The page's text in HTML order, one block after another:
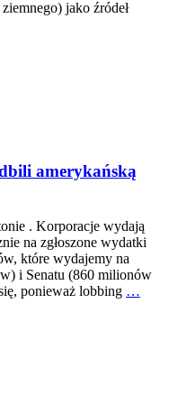
jako źródeł
amerykańską
. Korporacje wydają
na zgłoszone wydatki
które wydajemy na
i Senatu (860 milionów
ponieważ lobbing …